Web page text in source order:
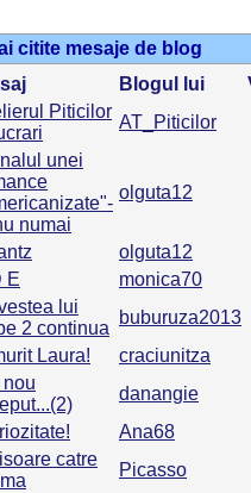
citite mesaje de blog
Blogul lui
Piticilor
AT_Piticilor
unei
numai
olguta12
olguta12
E
monica70
lui
2 continua
buburuza2013
Laura!
craciunitza
nou
danangie
Ana68
catre
Picasso